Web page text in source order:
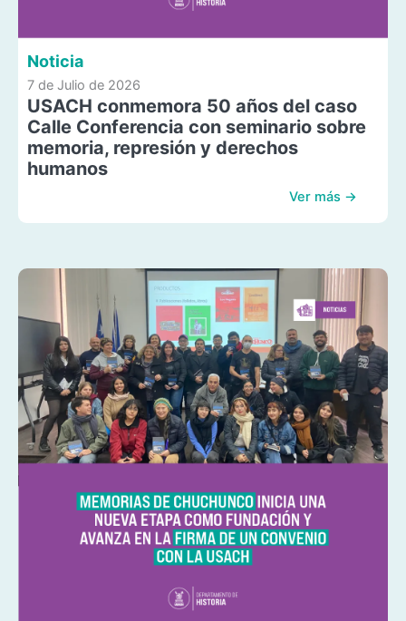
Noticia
7 de Julio de 2026
USACH conmemora 50 años del caso
Calle Conferencia con seminario sobre
memoria, represión y derechos
humanos
Ver más →